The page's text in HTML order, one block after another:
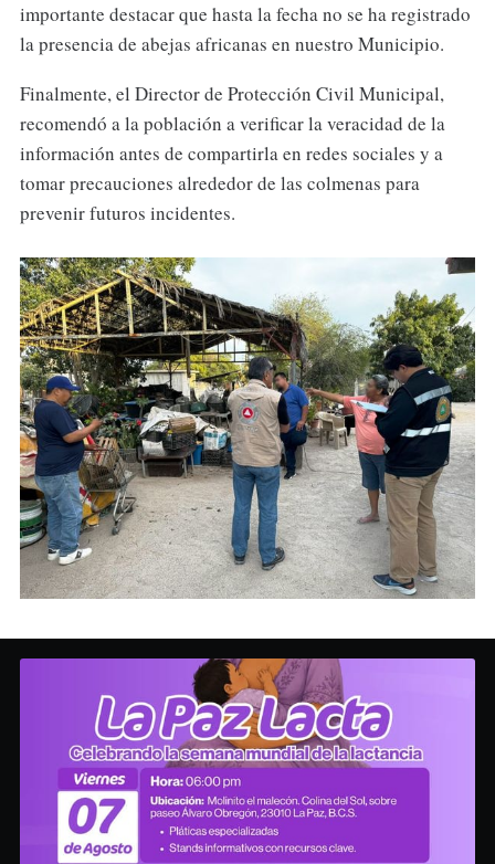
importante destacar que hasta la fecha no se ha registrado
la presencia de abejas africanas en nuestro Municipio.
Finalmente, el Director de Protección Civil Municipal,
recomendó a la población a verificar la veracidad de la
información antes de compartirla en redes sociales y a
tomar precauciones alrededor de las colmenas para
prevenir futuros incidentes.